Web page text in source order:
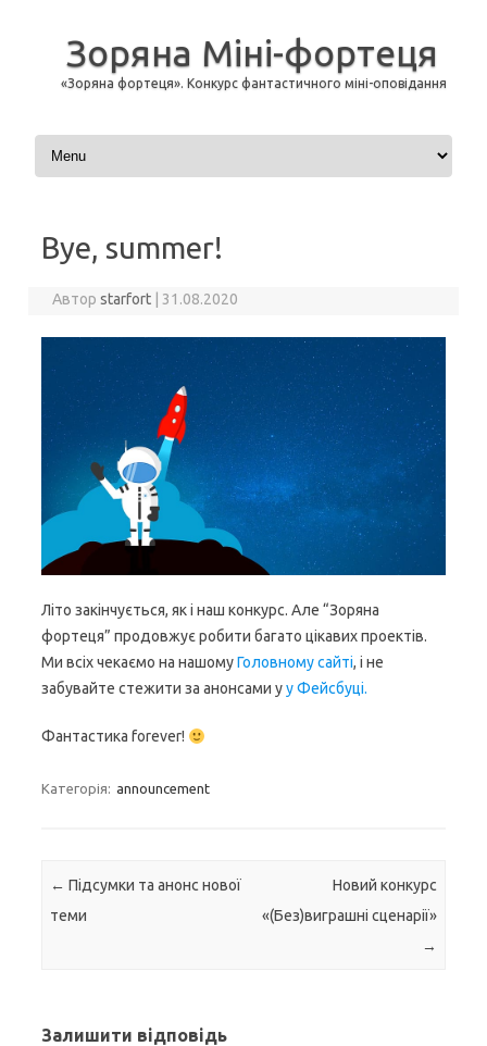
Зоряна Міні-фортеця
«Зоряна фортеця». Конкурс фантастичного міні-оповідання
Перейти до контенту
Bye, summer!
Авторstarfort 31.08.2020
Літо закінчується, як і наш конкурс. Але “Зоряна
фортеця” продовжує робити багато цікавих проектів.
Ми всіх чекаємо на нашомуГоловному сайті, і не
забувайте стежити за анонсами уу Фейсбуці.
Фантастика forever!
Категорія: announcement
Навігація по запису
← Підсумки та анонс нової
теми
Новий конкурс
«(Без)виграшні сценарії»
→
Залишити відповідь